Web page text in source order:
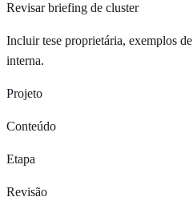
Revisar briefing de cluster
Incluir tese proprietária, exemplos
interna.
Projeto
Conteúdo
Etapa
Revisão